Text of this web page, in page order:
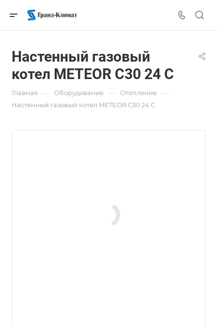
Настенный газовый
котел METEOR C30 24 C
Главная — Оборудование — Отопление —
Настенный газовый котел METEOR C30 24 C